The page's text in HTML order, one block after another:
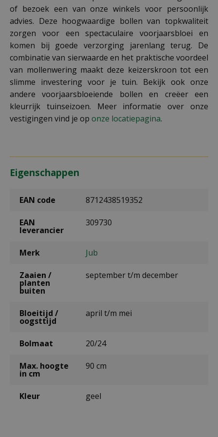
of bezoek een van onze winkels voor persoonlijk
advies. Deze hoogwaardige bollen van topkwaliteit
zorgen voor een spectaculaire voorjaarsbloei en
komen bij goede verzorging jarenlang terug. De
combinatie van sierwaarde en het praktische voordeel
van mollenwering maakt deze keizerskroon tot een
slimme investering voor je tuin. Bekijk ook onze
andere voorjaarsbloeiende bollen en creëer een
kleurrijk tuinseizoen. Meer informatie over onze
vestigingen vind je op onze locatiepagina.
Eigenschappen
EAN code 8712438519352
EAN
leverancier
309730
Merk Jub
Zaaien /
planten
buiten
september t/m december
Bloeitijd /
oogsttijd
april t/m mei
Bolmaat 20/24
Max. hoogte
in cm
90 cm
Kleur geel